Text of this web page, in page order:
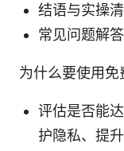
结语与实操
常见问题解答
为什么要使用免
评估是否能
护隐私、提